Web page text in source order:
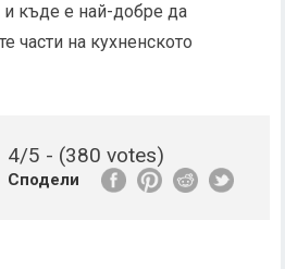
къде е най-добре да
части на кухненското
4/5 - (380 votes)
Сподели